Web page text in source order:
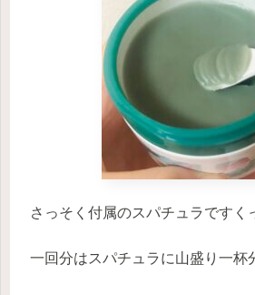
さっそく付属のスパチュラですく
一回分はスパチュラに山盛り一杯